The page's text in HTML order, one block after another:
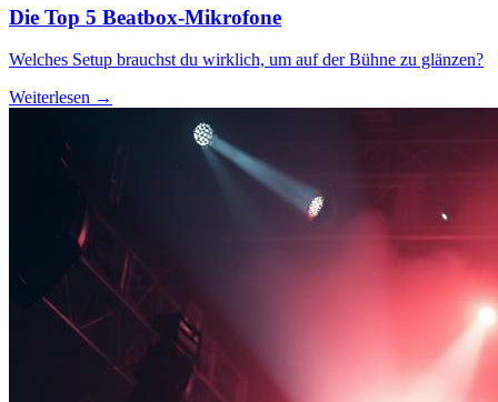
Die Top 5 Beatbox-Mikrofone
Welches Setup brauchst du wirklich, um auf der Bühne zu glänzen?
Weiterlesen →